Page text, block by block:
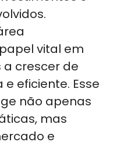
vital em
crescer de
eficiente. Esse
não apenas
mas
e